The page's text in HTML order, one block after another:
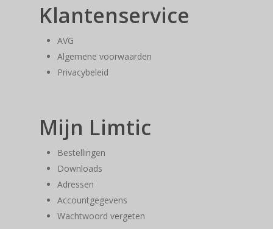
Klantenservice
AVG
Algemene voorwaarden
Privacybeleid
Mijn Limtic
Bestellingen
Downloads
Adressen
Accountgegevens
Wachtwoord vergeten